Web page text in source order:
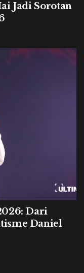
Jadi Sorotan
Dari
Daniel